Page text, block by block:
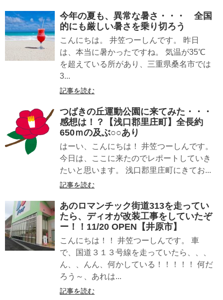
今年の夏も、異常な暑さ・・・ 全国
的にも厳しい暑さを乗り切ろう
こんにちは。 井笠つーしんです。 昨日
は、本当に暑かったですね。 気温が35℃
を超えている所があり、三重県桑名市では
3...
記事を読む
つばきの丘運動公園に来てみた・・・
感想は！？【浅口郡里庄町】全長約
650ｍの及ぶ○○あり
はーい、こんにちは！ 井笠つーしんです。
今日は、ここに来たのでレポートしていき
たいと思います。 浅口郡里庄町にきてお...
記事を読む
あのロマンチック街道313を走ってい
たら、ディオが改装工事をしていたぞ
ー！！11/20 OPEN【井原市】
こんにちは！！ 井笠つーしんです。 車
で、国道３１３号線を走っていたら、、、
ん、、んん、何かしている！！！！！ 何だ
ろう～、あれは...
記事を読む